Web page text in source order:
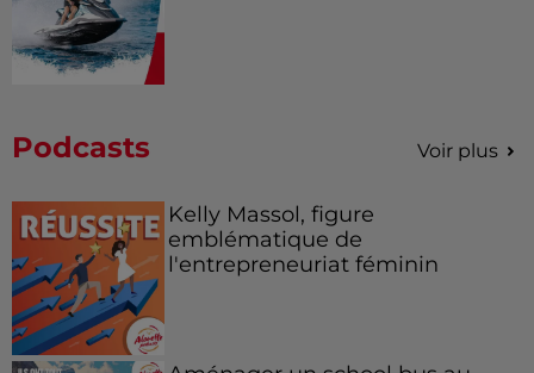
Podcasts Voir plus
Kelly Massol, figure
emblématique de
l'entrepreneuriat féminin